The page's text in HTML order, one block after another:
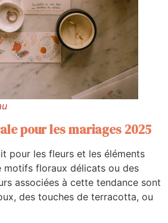
pour les mariages 2025
pour les fleurs et les éléments
motifs floraux délicats ou des
associées à cette tendance sont
des touches de terracotta, ou